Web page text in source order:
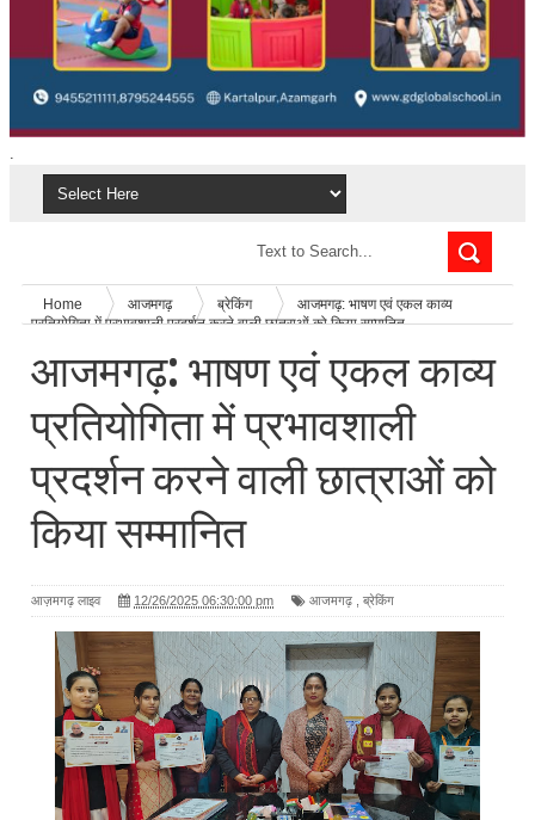
.
Home आजमगढ़ ब्रेकिंग
आजमगढ़: भाषण एवं एकल काव्य
प्रतियोगिता में प्रभावशाली प्रदर्शन करने वाली छात्राओं को किया सम्मानित
आजमगढ़: भाषण एवं एकल काव्य
प्रतियोगिता में प्रभावशाली
प्रदर्शन करने वाली छात्राओं को
किया सम्मानित
आज़मगढ़ लाइव 12/26/2025 06:30:00 pm आजमगढ़ ब्रेकिंग